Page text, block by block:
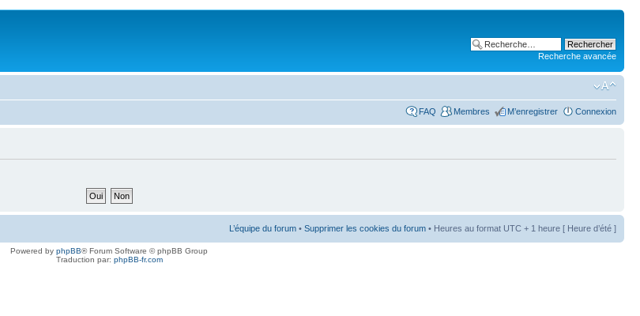
Recherche avancée
FAQ Membres M’enregistrer Connexion
L’équipe du forum • Supprimer les cookies du forum • Heures au format UTC + 1 heure [ Heure d’été ]
Powered by phpBB® Forum Software © phpBB Group
Traduction par: phpBB-fr.com